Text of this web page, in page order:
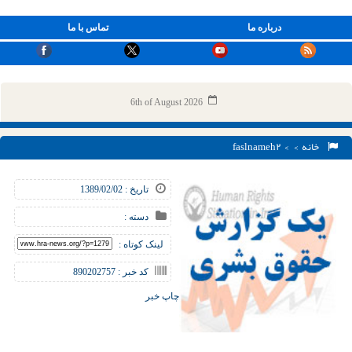
تماس با ما درباره ما
6th of August 2026
خانه > > faslnameh۲
تاریخ : 1389/02/02
دسته :
لینک کوتاه :
کد خبر : 890202757
چاپ خبر